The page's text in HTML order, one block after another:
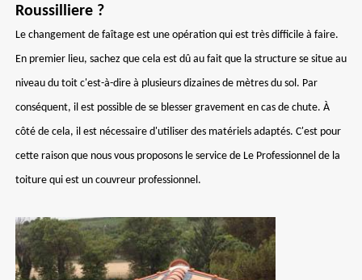
Roussilliere ?
Le changement de faîtage est une opération qui est très difficile à faire.
En premier lieu, sachez que cela est dû au fait que la structure se situe au
niveau du toit c'est-à-dire à plusieurs dizaines de mètres du sol. Par
conséquent, il est possible de se blesser gravement en cas de chute. À
côté de cela, il est nécessaire d'utiliser des matériels adaptés. C'est pour
cette raison que nous vous proposons le service de Le Professionnel de la
toiture qui est un couvreur professionnel.